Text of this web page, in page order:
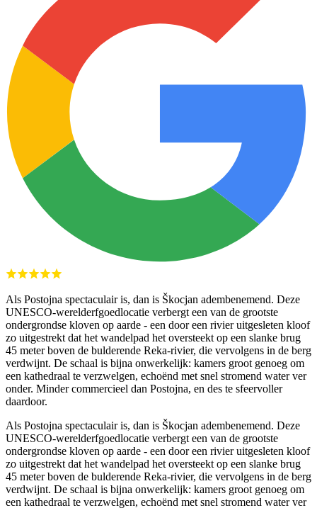
Als Postojna spectaculair is, dan is Škocjan adembenemend. Deze
UNESCO-werelderfgoedlocatie verbergt een van de grootste
ondergrondse kloven op aarde - een door een rivier uitgesleten kloof
zo uitgestrekt dat het wandelpad het oversteekt op een slanke brug
45 meter boven de bulderende Reka-rivier, die vervolgens in de berg
verdwijnt. De schaal is bijna onwerkelijk: kamers groot genoeg om
een kathedraal te verzwelgen, echoënd met snel stromend water ver
onder. Minder commercieel dan Postojna, en des te sfeervoller
daardoor.
Als Postojna spectaculair is, dan is Škocjan adembenemend. Deze
UNESCO-werelderfgoedlocatie verbergt een van de grootste
ondergrondse kloven op aarde - een door een rivier uitgesleten kloof
zo uitgestrekt dat het wandelpad het oversteekt op een slanke brug
45 meter boven de bulderende Reka-rivier, die vervolgens in de berg
verdwijnt. De schaal is bijna onwerkelijk: kamers groot genoeg om
een kathedraal te verzwelgen, echoënd met snel stromend water ver